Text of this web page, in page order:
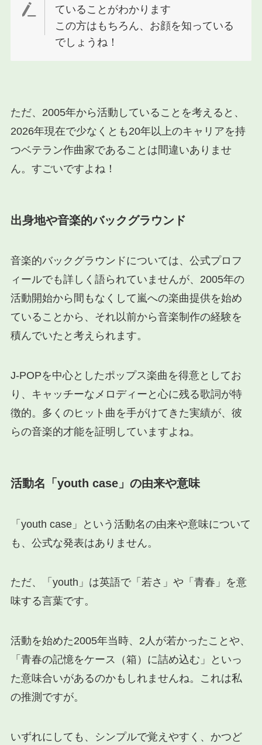
ていることがわかります
この方はもちろん、お顔を知っている
でしょうね！
ただ、2005年から活動していることを考えると、
2026年現在で少なくとも20年以上のキャリアを持
つベテラン作曲家であることは間違いありませ
ん。すごいですよね！
出身地や音楽的バックグラウンド
音楽的バックグラウンドについては、公式プロフ
ィールでも詳しく語られていませんが、2005年の
活動開始から間もなくして嵐への楽曲提供を始め
ていることから、それ以前から音楽制作の経験を
積んでいたと考えられます。
J-POPを中心としたポップス楽曲を得意としてお
り、キャッチーなメロディーと心に残る歌詞が特
徴的。多くのヒット曲を手がけてきた実績が、彼
らの音楽的才能を証明していますよね。
活動名「youth case」の由来や意味
「youth case」という活動名の由来や意味について
も、公式な発表はありません。
ただ、「youth」は英語で「若さ」や「青春」を意
味する言葉です。
活動を始めた2005年当時、2人が若かったことや、
「青春の記憶をケース（箱）に詰め込む」といっ
た意味合いがあるのかもしれませんね。これは私
の推測ですが。
いずれにしても、シンプルで覚えやすく、かつど